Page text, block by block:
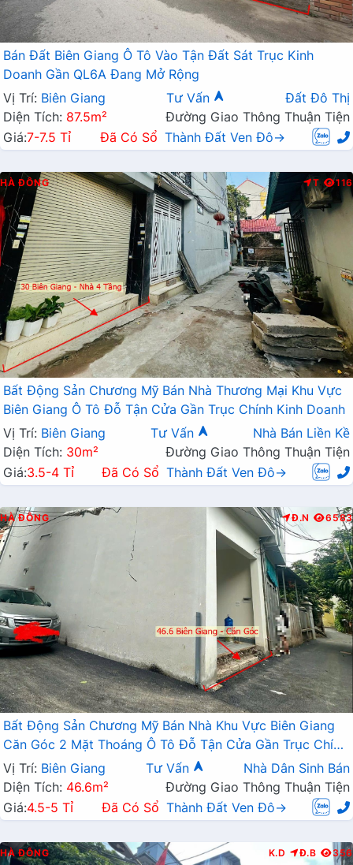
Bán Đất Biên Giang Ô Tô Vào Tận Đất Sát Trục Kinh
Doanh Gần QL6A Đang Mở Rộng
Vị Trí: Biên Giang Tư Vấn
Đất Đô Thị
Diện Tích: 87.5m²
Đường Giao Thông Thuận Tiện
Giá:7-7.5 Tỉ Đã Có Sổ Thành Đất Ven Đô→
HÀ ĐÔNG T 116
Bất Động Sản Chương Mỹ Bán Nhà Thương Mại Khu Vực
Biên Giang Ô Tô Đỗ Tận Cửa Gần Trục Chính Kinh Doanh
Vị Trí: Biên Giang Tư Vấn
Nhà Bán Liền Kề
Diện Tích: 30m²
Đường Giao Thông Thuận Tiện
Giá:3.5-4 Tỉ Đã Có Sổ Thành Đất Ven Đô→
HÀ ĐÔNG Đ.N 6583
Bất Động Sản Chương Mỹ Bán Nhà Khu Vực Biên Giang
Căn Góc 2 Mặt Thoáng Ô Tô Đỗ Tận Cửa Gần Trục Chính
Kinh Doanh
Vị Trí: Biên Giang Tư Vấn
Nhà Dân Sinh Bán
Diện Tích: 46.6m²
Đường Giao Thông Thuận Tiện
Giá:4.5-5 Tỉ Đã Có Sổ Thành Đất Ven Đô→
HÀ ĐÔNG K.D Đ.B 356